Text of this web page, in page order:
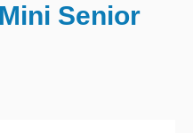
Senior